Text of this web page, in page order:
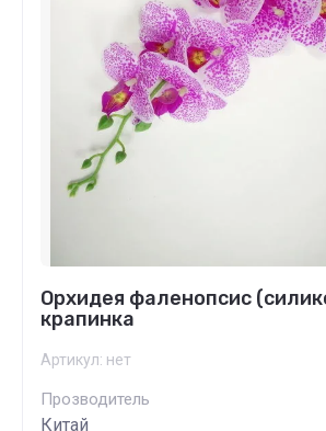
Орхидея фаленопсис
крапинка
Артикул: нет
Прозводитель
Китай